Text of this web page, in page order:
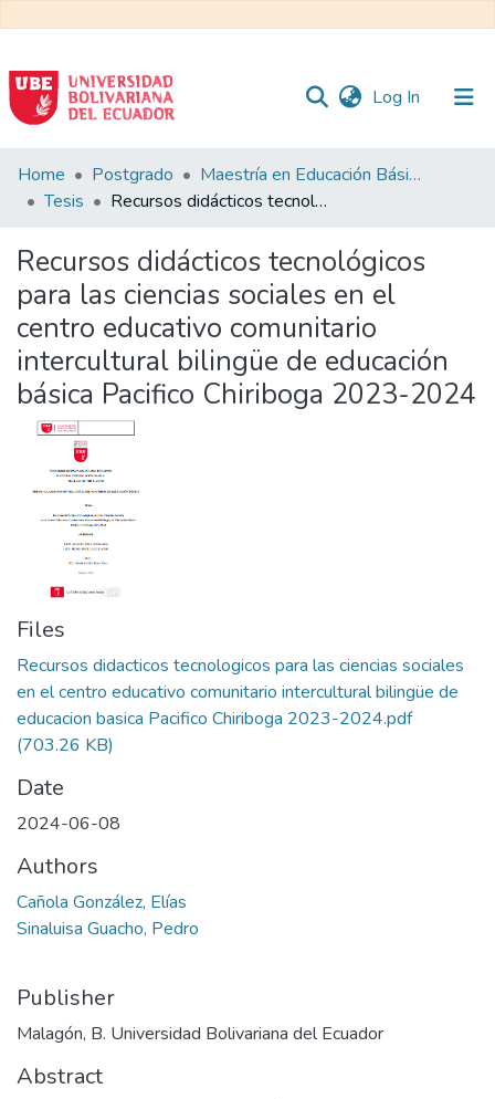
Log In (current)
Communities
&
All of DSpace
Statistics
Home Postgrado
Maestría en Educación Básica
Tesis
Recursos didácticos tecnológicos para las ciencias sociales en el centro educativo comunitario intercultural bilingüe de educación básica Pacifico Chiriboga 2023-2024
Recursos didácticos tecnológicos
para las ciencias sociales en el
centro educativo comunitario
intercultural bilingüe de educación
básica Pacifico Chiriboga 2023-2024
Files
Recursos didacticos tecnologicos para las ciencias sociales
en el centro educativo comunitario intercultural bilingüe de
educacion basica Pacifico Chiriboga 2023-2024.pdf
(703.26 KB)
Date
2024-06-08
Authors
Cañola González, Elías
Sinaluisa Guacho, Pedro
Publisher
Malagón, B. Universidad Bolivariana del Ecuador
Abstract